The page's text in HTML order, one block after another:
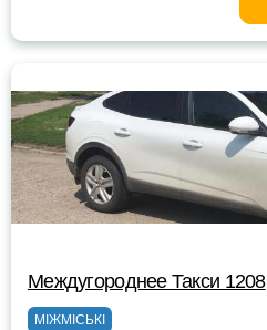
Междугороднее Такси 1208
МІЖМІСЬКІ